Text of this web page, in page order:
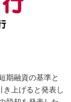
期融資の基準と
き上げると発表し